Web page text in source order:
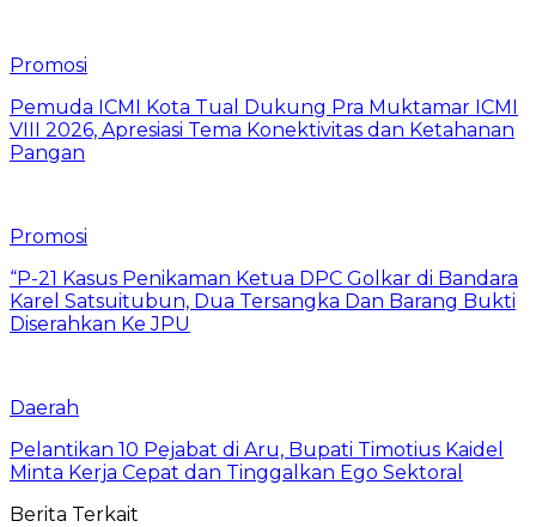
Promosi
Pemuda ICMI Kota Tual Dukung Pra Muktamar ICMI
VIII 2026, Apresiasi Tema Konektivitas dan Ketahanan
Pangan
Promosi
“P-21 Kasus Penikaman Ketua DPC Golkar di Bandara
Karel Satsuitubun, Dua Tersangka Dan Barang Bukti
Diserahkan Ke JPU
Daerah
Pelantikan 10 Pejabat di Aru, Bupati Timotius Kaidel
Minta Kerja Cepat dan Tinggalkan Ego Sektoral
Berita Terkait